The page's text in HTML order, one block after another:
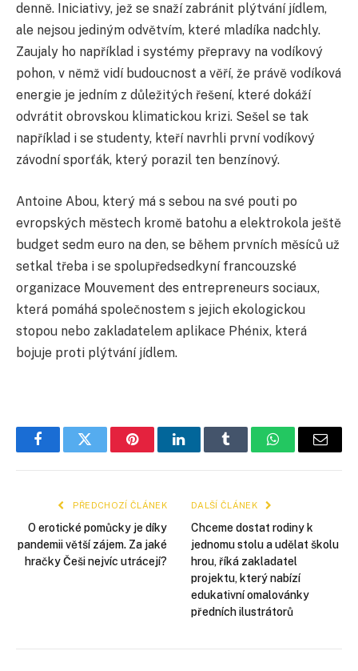
denně. Iniciativy, jež se snaží zabránit plýtvání jídlem,
ale nejsou jediným odvětvím, které mladíka nadchly.
Zaujaly ho například i systémy přepravy na vodíkový
pohon, v němž vidí budoucnost a věří, že právě vodíková
energie je jedním z důležitých řešení, které dokáží
odvrátit obrovskou klimatickou krizi. Sešel se tak
například i se studenty, kteří navrhli první vodíkový
závodní sporťák, který porazil ten benzínový.
Antoine Abou, který má s sebou na své pouti po
evropských městech kromě batohu a elektrokola ještě
budget sedm euro na den, se během prvních měsíců už
setkal třeba i se spolupředsedkyní francouzské
organizace Mouvement des entrepreneurs sociaux,
která pomáhá společnostem s jejich ekologickou
stopou nebo zakladatelem aplikace Phénix, která
bojuje proti plýtvání jídlem.
FacebookTwitter PinterestLinkedInTumblr WhatsApp
E-
PŘEDCHOZÍ ČLÁNEK
O erotické pomůcky je díky
pandemii větší zájem. Za jaké
hračky Češi nejvíc utrácejí?
DALŠÍ ČLÁNEK
Chceme dostat rodiny k
jednomu stolu a udělat školu
hrou, říká zakladatel
projektu, který nabízí
edukativní omalovánky
předních ilustrátorů